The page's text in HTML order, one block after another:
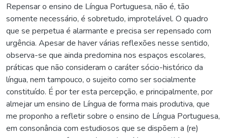
Repensar o ensino de Língua Portuguesa, não é, tão
somente necessário, é sobretudo, improtelável. O quadro
que se perpetua é alarmante e precisa ser repensado com
urgência. Apesar de haver várias reflexões nesse sentido,
observa-se que ainda predomina nos espaços escolares,
práticas que não consideram o caráter sócio-histórico da
língua, nem tampouco, o sujeito como ser socialmente
constituído. É por ter esta percepção, e principalmente, por
almejar um ensino de Língua de forma mais produtiva, que
me proponho a refletir sobre o ensino de Língua Portuguesa,
em consonância com estudiosos que se dispõem a (re)